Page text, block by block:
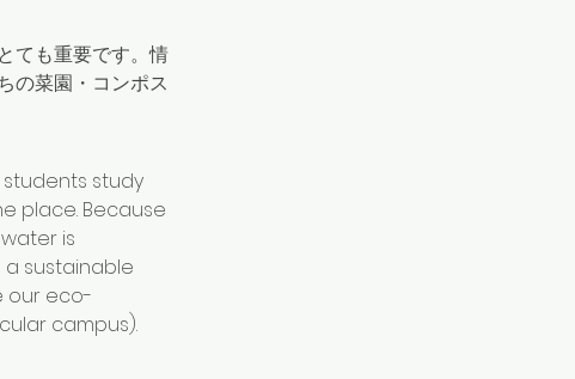
ても重要です。情
の菜園・コンポス
students study
place. Because
is
a sustainable
our eco-
campus).